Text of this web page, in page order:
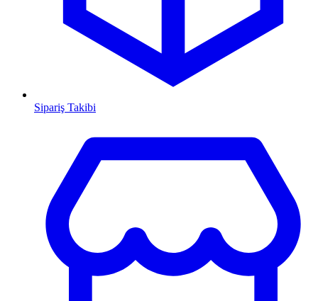
Sipariş Takibi